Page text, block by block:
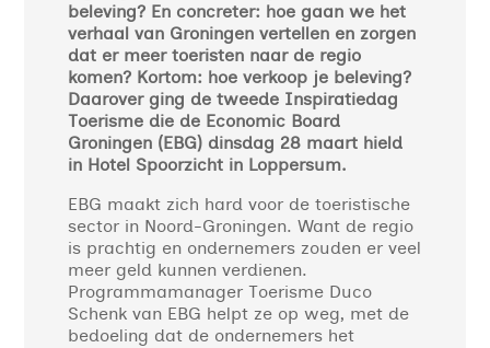
beleving? En concreter: hoe gaan we het
verhaal van Groningen vertellen en zorgen
dat er meer toeristen naar de regio
komen? Kortom: hoe verkoop je beleving?
Daarover ging de tweede Inspiratiedag
Toerisme die de Economic Board
Groningen (EBG) dinsdag 28 maart hield
in Hotel Spoorzicht in Loppersum.
EBG maakt zich hard voor de toeristische
sector in Noord-Groningen. Want de regio
is prachtig en ondernemers zouden er veel
meer geld kunnen verdienen.
Programmamanager Toerisme Duco
Schenk van EBG helpt ze op weg, met de
bedoeling dat de ondernemers het